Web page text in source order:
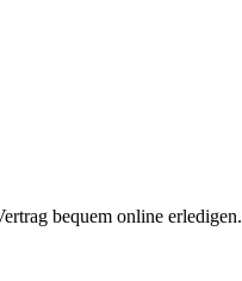
bequem online erledigen.